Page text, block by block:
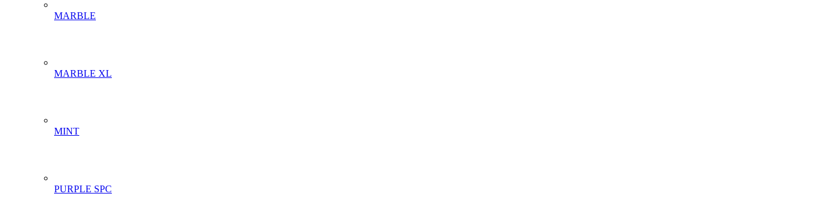
MARBLE
MARBLE XL
MINT
PURPLE SPC